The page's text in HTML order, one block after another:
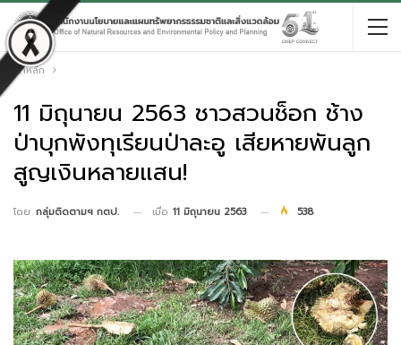
หน้าหลัก
11 มิถุนายน 2563 ชาวสวนช็อก ช้าง
ป่าบุกพังทุเรียนป่าละอู เสียหายพันลูก
สูญเงินหลายแสน!
โดย กลุ่มติดตามฯ กตป. เมื่อ 11 มิถุนายน 2563 538